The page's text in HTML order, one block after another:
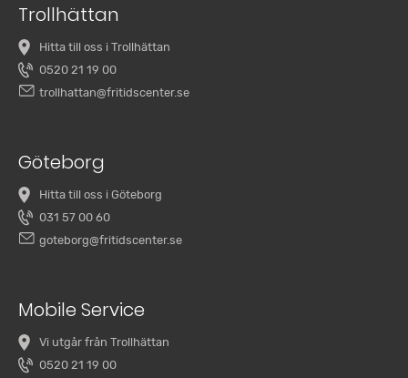
Trollhättan
Hitta till oss i Trollhättan
0520 21 19 00
trollhattan@fritidscenter.se
Göteborg
Hitta till oss i Göteborg
031 57 00 60
goteborg@fritidscenter.se
Mobile Service
Vi utgår från Trollhättan
0520 21 19 00